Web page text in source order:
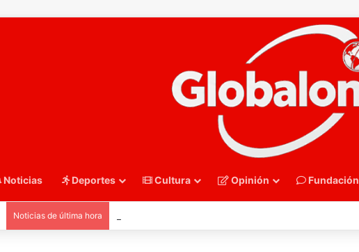
Noticias Deportes Cultura Opinión Fundación
Noticias de última hora